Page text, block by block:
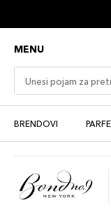
MENU
BRENDOVI